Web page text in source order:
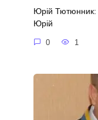
Юрій Тютюнник:
Юрій
0 1